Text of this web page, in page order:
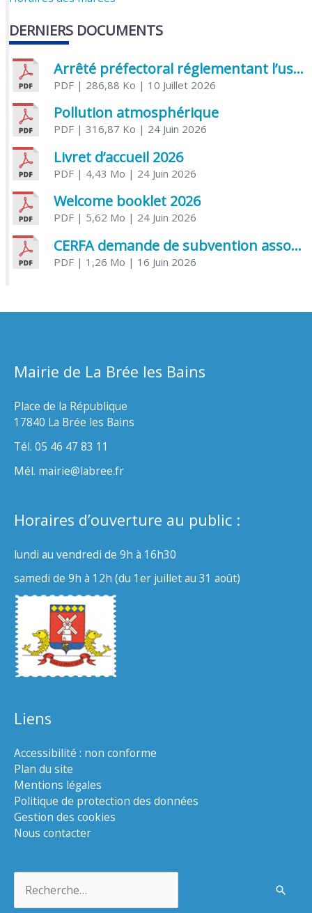
DERNIERS DOCUMENTS
Arrêté préfectoral réglementant l’usage de l’eau
PDF| 286,88 Ko | 10 Juillet 2026
Pollution atmosphérique
PDF| 316,87 Ko | 24 Juin 2026
Livret d’accueil 2026
PDF| 4,43 Mo | 24 Juin 2026
Welcome booklet 2026
PDF| 5,62 Mo | 24 Juin 2026
CERFA demande de subvention association
PDF| 1,26 Mo | 16 Juin 2026
Mairie de La Brée les Bains
Place de la République
17840 La Brée les Bains
Tél. 05 46 47 83 11
Mél. mairie@labree.fr
Horaires d’ouverture au public :
lundi au vendredi de 9h à 16h30
samedi de 9h à 12h (du 1er juillet au 31 août)
Liens
Accessibilité : non conforme
Plan du site
Mentions légales
Politique de protection des données
Gestion des cookies
Nous contacter